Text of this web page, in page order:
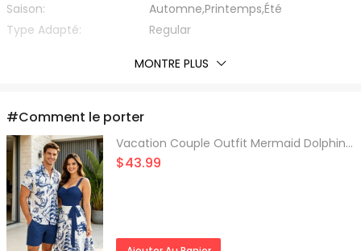
Saison:
Automne,Printemps,Été
Type Adapté:
Regular
Hautement Elastique
Matière:
Type de Tissu:
d'Autre
Encolure:
Col en Forme de Cœur
Type de Manche:
Longueur des manches:
Silhouette:
Type de Taille:
Taille Haute
MONTRE PLUS
#Comment le porter
Vacation Couple Outfit Mermaid Dolphin Ship Ocean Elements Pattern Ruched Bust Belt Dress and Button Up Shirt Matching Outfit
$43.99